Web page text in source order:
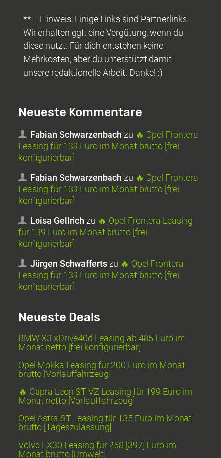
** = Hinweis: Einige Links sind Partnerlinks.
Wir erhalten ggf. eine Vergütung, wenn du
diese nutzt. Für dich entstehen keine
Mehrkosten, aber du unterstützt damit
unsere redaktionelle Arbeit. Danke! :)
Neueste Kommentare
Fabian Schwarzenbach zu 🔥 Opel Frontera
Leasing für 139 Euro im Monat brutto [frei
konfigurierbar]
Fabian Schwarzenbach zu 🔥 Opel Frontera
Leasing für 139 Euro im Monat brutto [frei
konfigurierbar]
Loisa Gellrich zu 🔥 Opel Frontera Leasing
für 139 Euro im Monat brutto [frei
konfigurierbar]
Jürgen Schwafferts zu 🔥 Opel Frontera
Leasing für 139 Euro im Monat brutto [frei
konfigurierbar]
Neueste Deals
BMW X3 xDrive40d Leasing ab 485 Euro im
Monat netto [frei konfigurierbar]
Opel Mokka Leasing für 200 Euro im Monat
brutto [Vorlauffahrzeug]
🔥 Cupra Leon ST VZ Leasing für 199 Euro im
Monat netto [Vorlauffahrzeug]
Opel Astra ST Leasing für 135 Euro im Monat
brutto [Tageszulassung]
Volvo EX30 Leasing für 258 [397] Euro im
Monat brutto [Umwelt]